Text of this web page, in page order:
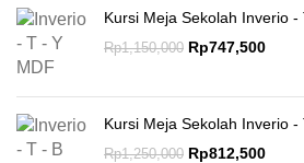
Kursi Meja Sekolah Inverio -
Rp1,150,000 Rp747,500
Kursi Meja Sekolah Inverio -
Rp1,250,000 Rp812,500